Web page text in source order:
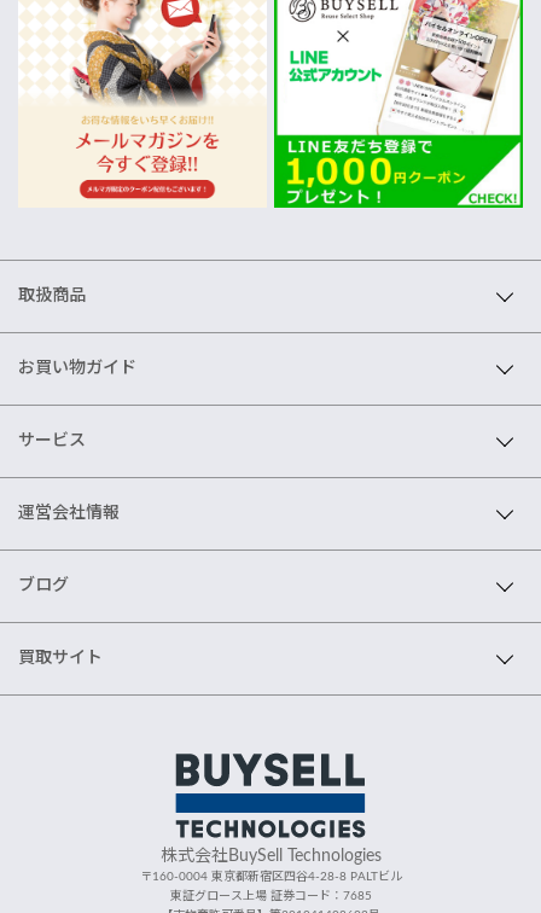
取扱商品
お買い物ガイド
サービス
運営会社情報
ブログ
買取サイト
株式会社BuySell Technologies
〒160-0004 東京都新宿区四谷4-28-8 PALTビル
東証グロース上場 証券コード：7685